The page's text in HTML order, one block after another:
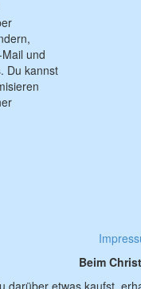
und
Du kannst
Beim
darüber etwas kaufst,